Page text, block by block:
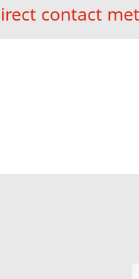
contact